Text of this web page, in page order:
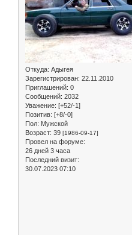
Откуда: Адыгея
Зарегистрирован: 22.11.2010
Приглашений: 0
Сообщений: 2032
Уважение: [+52/-1]
Позитив: [+8/-0]
Пол: Мужской
Возраст: 39 [1986-09-17]
Провел на форуме:
26 дней 3 часа
Последний визит:
30.07.2023 07:10